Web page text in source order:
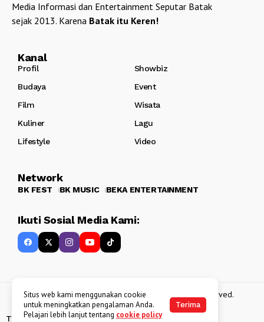
Media Informasi dan Entertainment Seputar Batak
sejak 2013. Karena Batak itu Keren!
Kanal
Profil
Showbiz
Budaya
Event
Film
Wisata
Kuliner
Lagu
Lifestyle
Video
Network
BK FEST BK MUSIC BEKA ENTERTAINMENT
Ikuti Sosial Media Kami:
Copyright 2013 - 2025BATAKKEREN . All rights reserved.
Tentang Kami Kebijakan Data Pribadi Disclaimer
Situs web kami menggunakan cookie
untuk meningkatkan pengalaman Anda.
Pelajari lebih lanjut tentang cookie policy
Terima